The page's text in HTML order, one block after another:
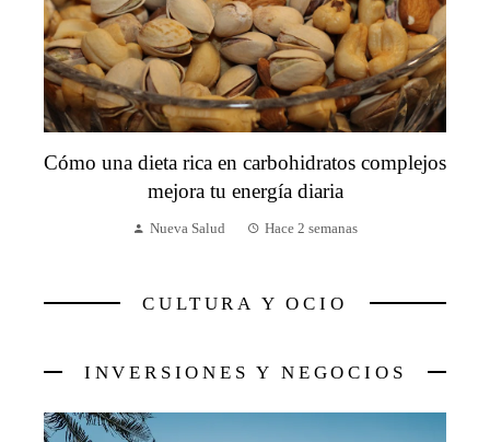
Cómo una dieta rica en carbohidratos complejos
mejora tu energía diaria
Nueva Salud Hace 2 semanas
CULTURA Y OCIO
INVERSIONES Y NEGOCIOS